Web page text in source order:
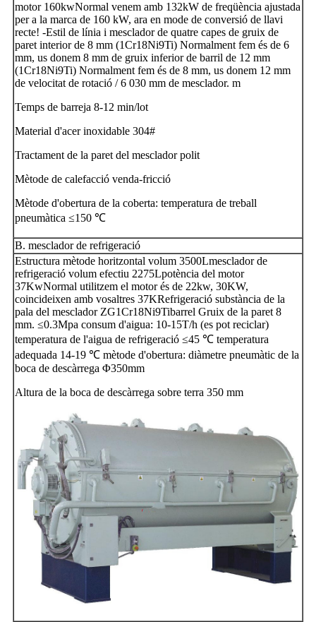
motor 160kwNormal venem amb 132kW de freqüència ajustada
per a la marca de 160 kW, ara en mode de conversió de llavi
recte! -Estil de línia i mesclador de quatre capes de gruix de
paret interior de 8 mm (1Cr18Ni9Ti) Normalment fem és de 6
mm, us donem 8 mm de gruix inferior de barril de 12 mm
(1Cr18Ni9Ti) Normalment fem és de 8 mm, us donem 12 mm
de velocitat de rotació / 6 030 mm de mesclador. m
Temps de barreja 8-12 min/lot
Material d'acer inoxidable 304#
Tractament de la paret del mesclador polit
Mètode de calefacció venda-fricció
Mètode d'obertura de la coberta: temperatura de treball
pneumàtica ≤150 ℃
B. mesclador de refrigeració
Estructura mètode horitzontal volum 3500Lmesclador de
refrigeració volum efectiu 2275Lpotència del motor
37KwNormal utilitzem el motor és de 22kw, 30KW,
coincideixen amb vosaltres 37KRefrigeració substància de la
pala del mesclador ZG1Cr18Ni9Tibarrel Gruix de la paret 8
mm. ≤0.3Mpa consum d'aigua: 10-15T/h (es pot reciclar)
temperatura de l'aigua de refrigeració ≤45 ℃ temperatura
adequada 14-19 ℃ mètode d'obertura: diàmetre pneumàtic de la
boca de descàrrega Φ350mm
Altura de la boca de descàrrega sobre terra 350 mm